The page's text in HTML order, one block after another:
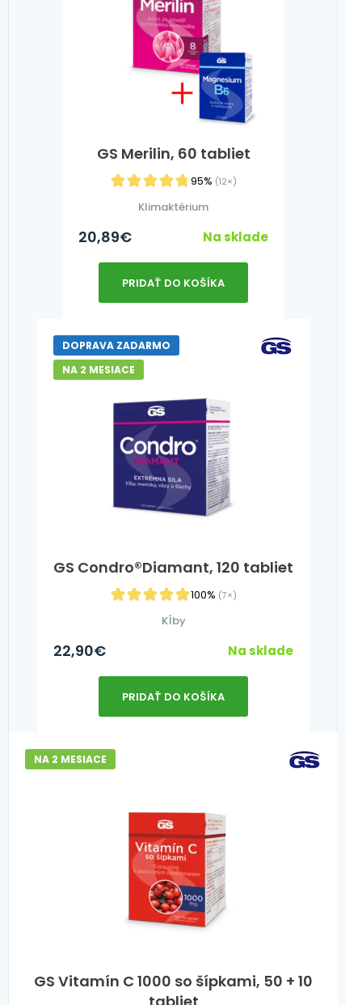
GS Merilin, 60 tabliet
95% (12×)
Klimaktérium
20,89€ Na sklade
PRIDAŤ DO KOŠÍKA
GS Condro®Diamant, 120 tabliet
100% (7×)
DOPRAVA ZADARMO
NA 2 MESIACE
Kĺby
22,90€ Na sklade
PRIDAŤ DO KOŠÍKA
GS Vitamín C 1000 so šípkami, 50 + 10
NA 2 MESIACE